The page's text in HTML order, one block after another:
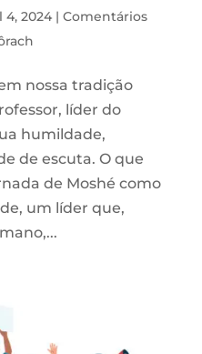
4, 2024| Comentários
nossa tradição
líder do
humildade,
de escuta. O que
de Moshé como
um líder que,